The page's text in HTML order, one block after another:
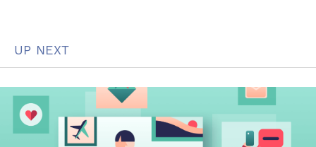
UP NEXT